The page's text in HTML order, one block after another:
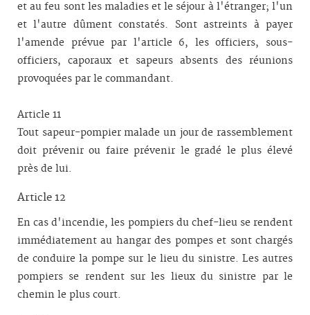
et au feu sont les maladies et le séjour à l'étranger; l'un
et l'autre dûment constatés. Sont astreints à payer
l'amende prévue par l'article 6, les officiers, sous-
officiers, caporaux et sapeurs absents des réunions
provoquées par le commandant.
Article 11
Tout sapeur-pompier malade un jour de rassemblement
doit prévenir ou faire prévenir le gradé le plus élevé
près de lui.
Article 12
En cas d'incendie, les pompiers du chef-lieu se rendent
immédiatement au hangar des pompes et sont chargés
de conduire la pompe sur le lieu du sinistre. Les autres
pompiers se rendent sur les lieux du sinistre par le
chemin le plus court.